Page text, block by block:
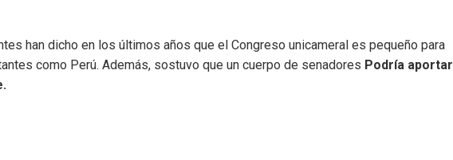
han dicho en los últimos años que el Congreso unicameral es pequeño para
como Perú. Además, sostuvo que un cuerpo de senadores Podría aportar